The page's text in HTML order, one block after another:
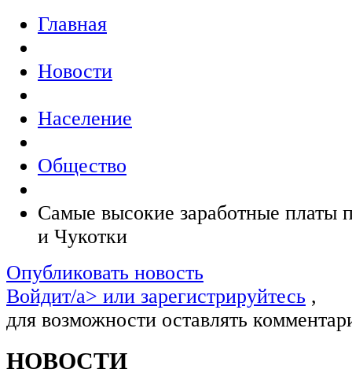
Главная
Новости
Население
Общество
Самые высокие заработные
и Чукотки
Опубликовать новость
Войдит/a> или зарегистрируйтесь ,
для возможности оставлять
НОВОСТИ